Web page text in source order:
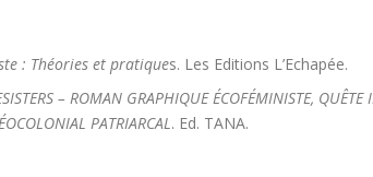
: Théories et pratiques. Les Editions L’Echapée.
– ROMAN GRAPHIQUE ÉCOFÉMINISTE,
PATRIARCAL. Ed. TANA.